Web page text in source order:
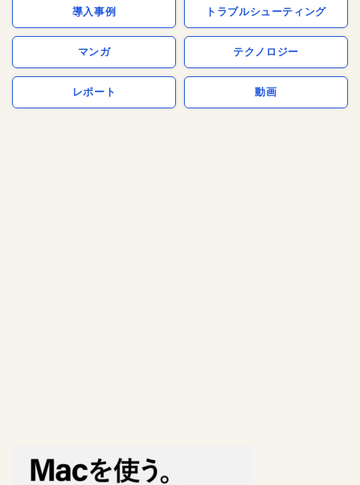
導入事例 トラブルシューティング
マンガ テクノロジー
レポート 動画